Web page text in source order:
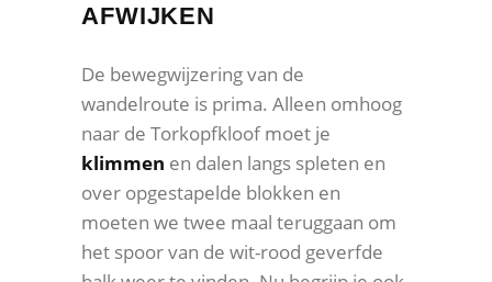
AFWIJKEN
De bewegwijzering van de
wandelroute is prima. Alleen omhoog
naar de Torkopfkloof moet je
klimmen en dalen langs spleten en
over opgestapelde blokken en
moeten we twee maal teruggaan om
het spoor van de wit-rood geverfde